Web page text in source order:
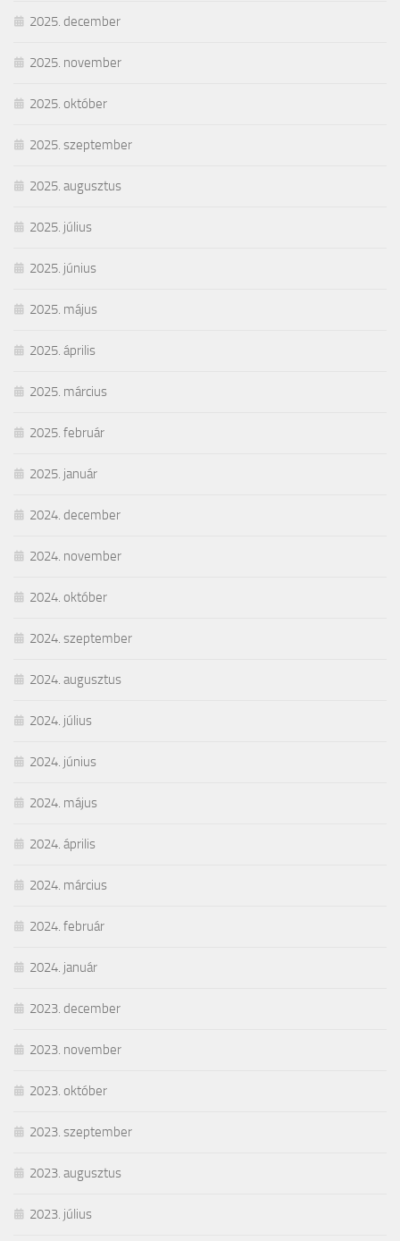
2025. december
2025. november
2025. október
2025. szeptember
2025. augusztus
2025. július
2025. június
2025. május
2025. április
2025. március
2025. február
2025. január
2024. december
2024. november
2024. október
2024. szeptember
2024. augusztus
2024. július
2024. június
2024. május
2024. április
2024. március
2024. február
2024. január
2023. december
2023. november
2023. október
2023. szeptember
2023. augusztus
2023. július